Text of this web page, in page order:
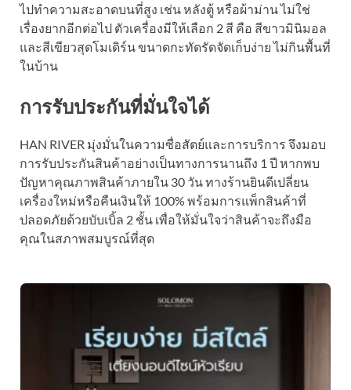
ไปทำความสะอาดบนที่สูง เช่น หลังตู้ หรือผ้าม่าน ไม่ใช่
เรื่องยากอีกต่อไป ตัวเครื่องมีให้เลือก 2 สี คือ สีขาวมินิมอล
และสีเขียวสุดโมเดิร์น ขนาดกะทัดรัดจัดเก็บง่าย ไม่กินพื้นที่
ในบ้าน
การรับประกันที่มั่นใจได้
HAN RIVER มุ่งมั่นในความซื่อสัตย์และการบริการ จึงมอบ
การรับประกันสินค้าอย่างเป็นทางการนานถึง 1 ปี หากพบ
ปัญหาคุณภาพสินค้าภายใน 30 วัน ทางร้านยินดีเปลี่ยน
เครื่องใหม่หรือคืนเงินให้ 100% พร้อมการแพ็กสินค้าที่
ปลอดภัยด้วยบับเบิ้ล 2 ชั้น เพื่อให้มั่นใจว่าสินค้าจะถึงมือ
คุณในสภาพสมบูรณ์ที่สุด